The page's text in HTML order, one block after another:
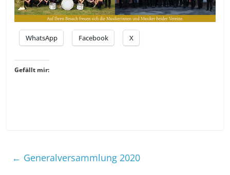
WhatsApp Facebook X
Gefällt mir:
← Generalversammlung 2020